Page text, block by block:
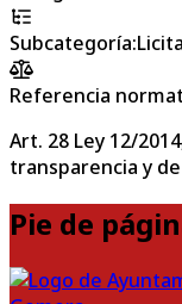
Subcategoría:
Referencia
Art. 28 Ley 12/
transparencia y
Pie de